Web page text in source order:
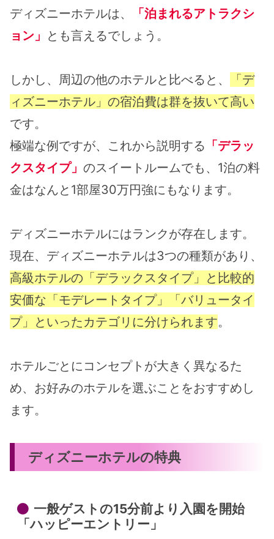
ディズニーホテルは、
「泊まれるアトラクシ
ョン」 とも言えるでしょう。
しかし、周辺の他のホテルと比べると、
「デ
ィズニーホテル」の宿泊費は群を抜いて高い
です。
極端な例ですが、これから説明する 「デラッ
クスタイプ」 のスイートルームでも、1泊の料
金はなんと1部屋30万円強にもなります。
ディズニーホテルにはランクが存在します。
現在、ディズニーホテルは3つの種類があり、
高級ホテルの「デラックスタイプ」と比較的
安価な「モデレートタイプ」「バリュータイ
プ」といったカテゴリに分けられます。
ホテルごとにコンセプトが大きく異なるた
め、お好みのホテルを選ぶことをおすすめし
ます。
ディズニーホテルの特典
一般ゲストの15分前より入園を開始
「ハッピーエントリー」